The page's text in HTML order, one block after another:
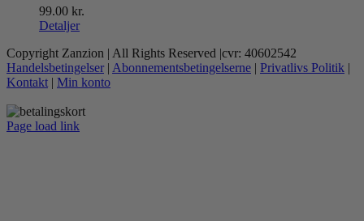
99.00 kr.
Detaljer
Copyright Zanzion | All Rights Reserved |cvr: 40602542
Handelsbetingelser | Abonnementsbetingelserne | Privatlivs Politik |
Kontakt | Min konto
Page load link